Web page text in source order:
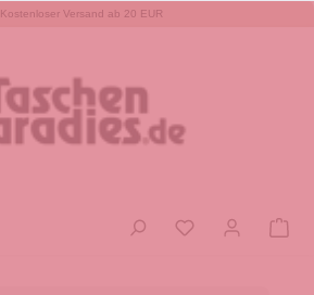
Kostenloser Versand ab 20 EUR